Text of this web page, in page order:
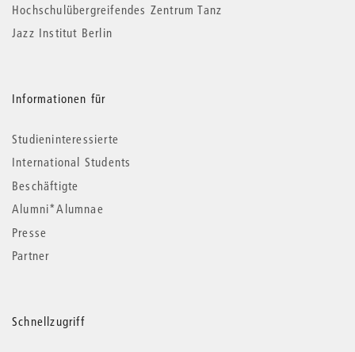
Hochschulübergreifendes Zentrum Tanz
Jazz Institut Berlin
Informationen für
Studieninteressierte
International Students
Beschäftigte
Alumni*Alumnae
Presse
Partner
Schnellzugriff